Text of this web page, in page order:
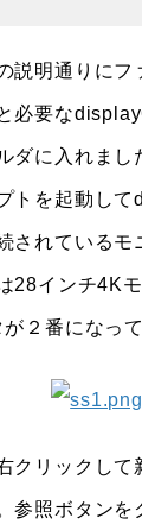
説明通りにフ
必要な
ダに入れまし
トを起動し
されているモ
28インチ4K
２番になって
クリックして
参照ボタンを